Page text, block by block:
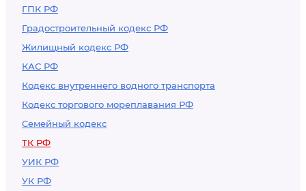
ГПК РФ
Градостроительный кодекс РФ
Жилищный кодекс РФ
КАС РФ
Кодекс внутреннего водного транспорта
Кодекс торгового мореплавания РФ
Семейный кодекс
ТК РФ
УИК РФ
УК РФ